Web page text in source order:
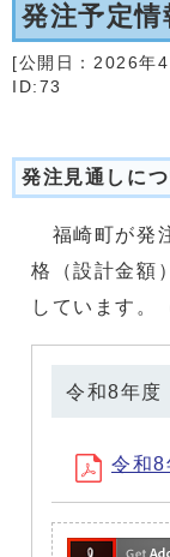
発注予定情
[公開日： 2026年
ID:73
発注見通しに
福崎町が発
格（設計金額
しています。
令和8年度
令和